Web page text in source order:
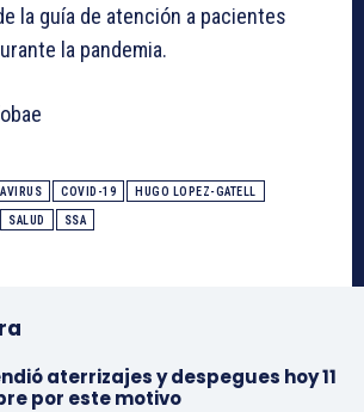
la guía de atención a pacientes
la pandemia.
COVID-19 HUGO LOPEZ-GATELL
SALUD SSA
aterrizajes y despegues hoy 11
por este motivo